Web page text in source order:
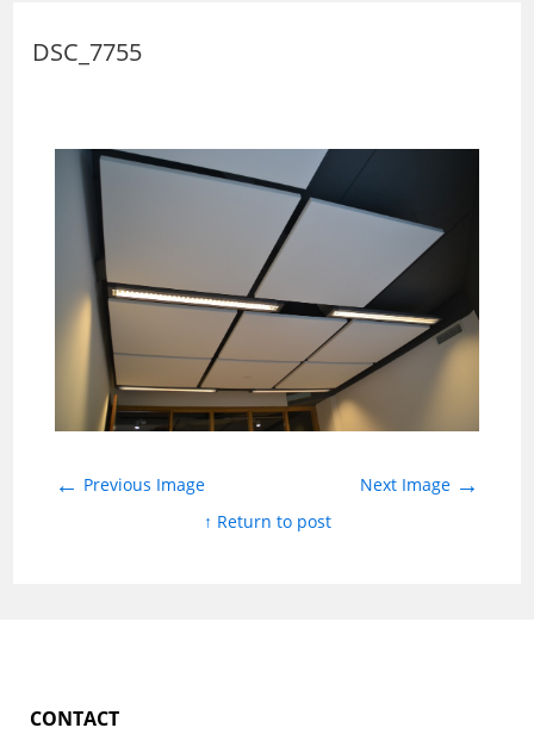
DSC_7755
← Previous Image Next Image →
↑ Return to post
CONTACT